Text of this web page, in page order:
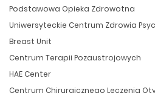
Podstawowa Opieka Zdrowotna
Uniwersyteckie Centrum Zdrowia
Breast Unit
Centrum Terapii Pozaustrojowych
HAE Center
Centrum Chirurgicznego Leczenia